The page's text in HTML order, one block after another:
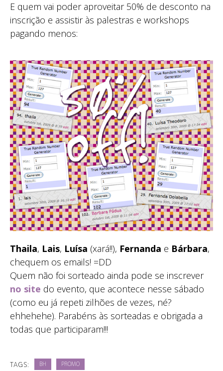
E quem vai poder aproveitar 50% de desconto na
inscrição e assistir às palestras e workshops
pagando menos:
Thaila, Lais, Luísa (xará!!), Fernanda e Bárbara,
chequem os emails! =DD
Quem não foi sorteado ainda pode se inscrever
no site do evento, que acontece nesse sábado
(como eu já repeti zilhões de vezes, né?
ehhehehe). Parabéns às sorteadas e obrigada a
todas que participaram!!!
TAGS: BH PROMO